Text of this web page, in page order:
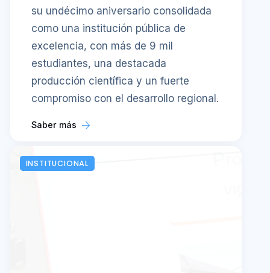
su undécimo aniversario consolidada
como una institución pública de
excelencia, con más de 9 mil
estudiantes, una destacada
producción científica y un fuerte
compromiso con el desarrollo regional.
Saber más
INSTITUCIONAL